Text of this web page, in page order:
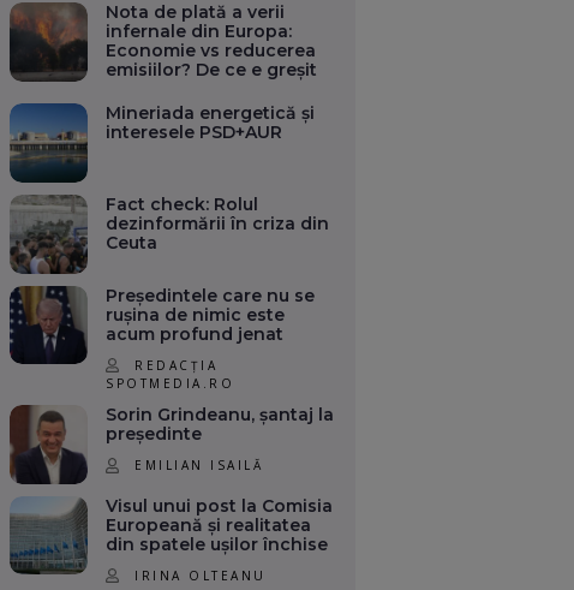
Nota de plată a verii
infernale din Europa:
Economie vs reducerea
emisiilor? De ce e greșit
Mineriada energetică și
interesele PSD+AUR
Fact check: Rolul
dezinformării în criza din
Ceuta
Președintele care nu se
rușina de nimic este
acum profund jenat
REDACȚIA
SPOTMEDIA.RO
Sorin Grindeanu, șantaj la
președinte
EMILIAN ISAILĂ
Visul unui post la Comisia
Europeană și realitatea
din spatele ușilor închise
IRINA OLTEANU